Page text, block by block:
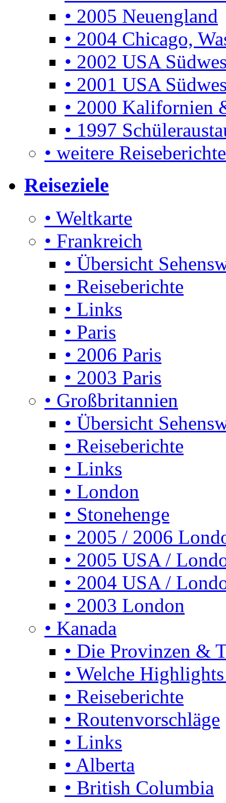
• 2005 Neuengland
• 2004 Chicago,
• 2002 USA
• 2001 USA
• 2000 Kalifornien
• 1997
• weitere
Reiseziele
• Weltkarte
• Frankreich
• Übersicht
• Reiseberichte
• Links
• Paris
• 2006 Paris
• 2003 Paris
• Großbritannien
• Übersicht
• Reiseberichte
• Links
• London
• Stonehenge
• 2005 / 2006
• 2005 USA /
• 2004 USA /
• 2003 London
• Kanada
• Die Provinzen &
• Welche
• Reiseberichte
• Routenvorschläge
• Links
• Alberta
• British Columbia